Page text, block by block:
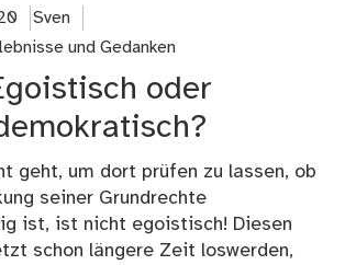
Sven
und Gedanken
oder
geht, um dort prüfen zu lassen, ob
seiner Grundrechte
ist, ist nicht egoistisch! Diesen
schon längere Zeit loswerden,